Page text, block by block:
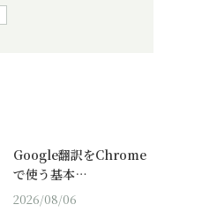
Google翻訳をChrome
で使う基本…
2026/08/06